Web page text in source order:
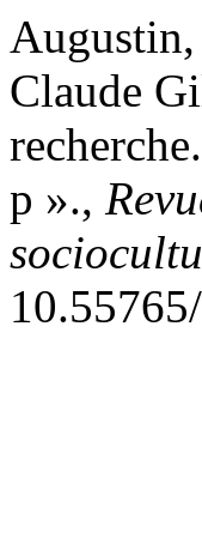
Augustin,
Claude
p ».,